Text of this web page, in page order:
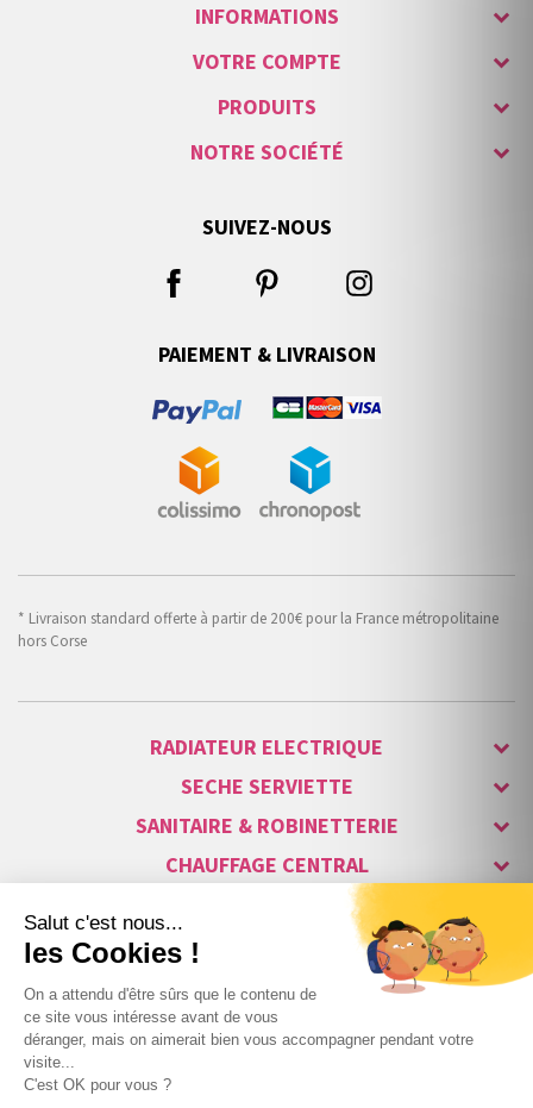
INFORMATIONS
VOTRE COMPTE
PRODUITS
NOTRE SOCIÉTÉ
SUIVEZ-NOUS
PAIEMENT & LIVRAISON
* Livraison standard offerte à partir de 200€ pour la France métropolitaine
hors Corse
RADIATEUR ELECTRIQUE
SECHE SERVIETTE
SANITAIRE & ROBINETTERIE
CHAUFFAGE CENTRAL
ALARME & SÉCURITÉ
MAISON CONNECTÉE
VISIOPHONE & INTERPHONE
LUMINAIRES & ECLAIRAGE